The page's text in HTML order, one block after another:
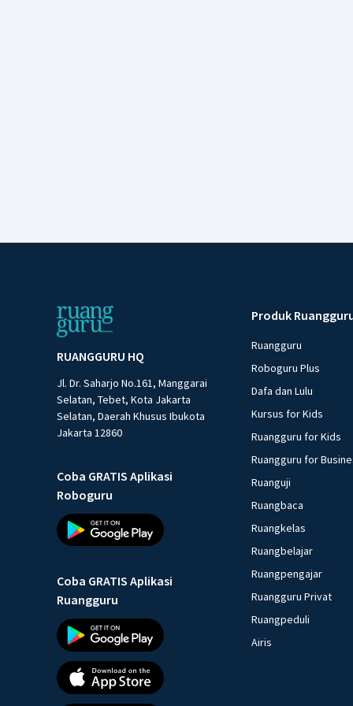
RUANGGURU HQ
Jl. Dr. Saharjo No.161, Manggarai
Selatan, Tebet, Kota Jakarta
Selatan, Daerah Khusus Ibukota
Jakarta 12860
Coba GRATIS Aplikasi
Roboguru
Coba GRATIS Aplikasi
Ruangguru
Produk
Ruangguru
Roboguru Plus
Dafa dan Lulu
Kursus for Kids
Ruangguru for Kids
Ruangguru for
Ruanguji
Ruangbaca
Ruangkelas
Ruangbelajar
Ruangpengajar
Ruangguru Privat
Ruangpeduli
Airis